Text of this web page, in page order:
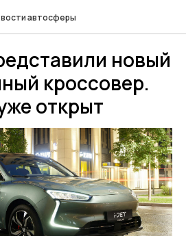
автосферы
новый
кроссовер.
открыт